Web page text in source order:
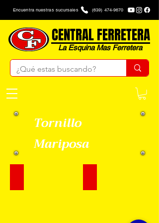
Encuentra nuestras sucursales (639) 474-9670
La Esquina Mas Ferretera
CENTRAL FERRETERA
Tornillo
Mariposa